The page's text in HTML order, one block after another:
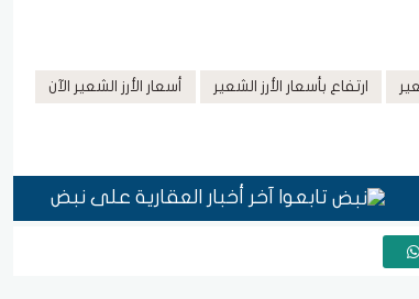
ارتفاع بأسعار الأرز الشعير أسعار الأرز الشعير الآن
تابعوا آخر أخبار العقارية على نبض